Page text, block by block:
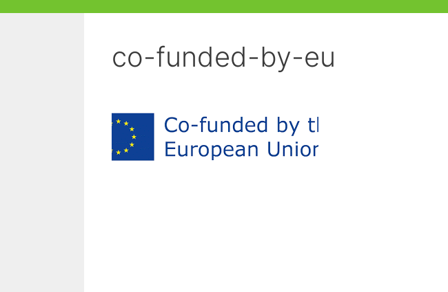
co-funded-by-eu